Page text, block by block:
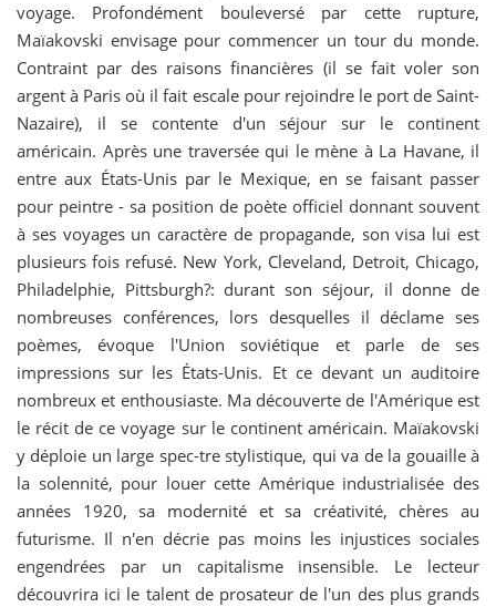
voyage. Profondément bouleversé par cette rupture,
Maïakovski envisage pour commencer un tour du monde.
Contraint par des raisons financières (il se fait voler son
argent à Paris où il fait escale pour rejoindre le port de Saint-
Nazaire), il se contente d'un séjour sur le continent
américain. Après une traversée qui le mène à La Havane, il
entre aux États-Unis par le Mexique, en se faisant passer
pour peintre - sa position de poète officiel donnant souvent
à ses voyages un caractère de propagande, son visa lui est
plusieurs fois refusé. New York, Cleveland, Detroit, Chicago,
Philadelphie, Pittsburgh?: durant son séjour, il donne de
nombreuses conférences, lors desquelles il déclame ses
poèmes, évoque l'Union soviétique et parle de ses
impressions sur les États-Unis. Et ce devant un auditoire
nombreux et enthousiaste. Ma découverte de l'Amérique est
le récit de ce voyage sur le continent américain. Maïakovski
y déploie un large spec-tre stylistique, qui va de la gouaille à
la solennité, pour louer cette Amérique industrialisée des
années 1920, sa modernité et sa créativité, chères au
futurisme. Il n'en décrie pas moins les injustices sociales
engendrées par un capitalisme insensible. Le lecteur
découvrira ici le talent de prosateur de l'un des plus grands